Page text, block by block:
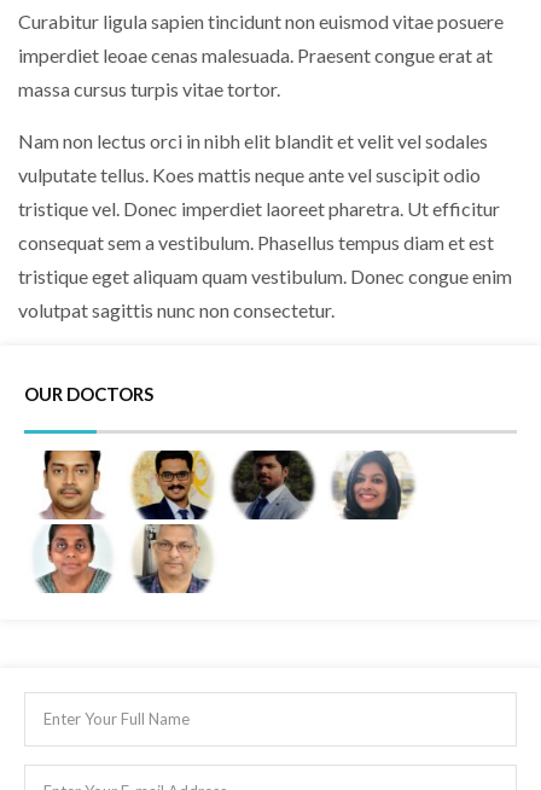
Curabitur ligula sapien tincidunt non euismod vitae posuere
imperdiet leoae cenas malesuada. Praesent congue erat at
massa cursus turpis vitae tortor.
Nam non lectus orci in nibh elit blandit et velit vel sodales
vulputate tellus. Koes mattis neque ante vel suscipit odio
tristique vel. Donec imperdiet laoreet pharetra. Ut efficitur
consequat sem a vestibulum. Phasellus tempus diam et est
tristique eget aliquam quam vestibulum. Donec congue enim
volutpat sagittis nunc non consectetur.
OUR DOCTORS